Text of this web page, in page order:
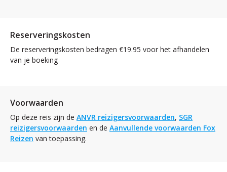
Reserveringskosten
De reserveringskosten bedragen €19.95 voor het afhandelen
van je boeking
Voorwaarden
Op deze reis zijn de ANVR reizigersvoorwaarden, SGR
reizigersvoorwaarden en de Aanvullende voorwaarden Fox
Reizen van toepassing.